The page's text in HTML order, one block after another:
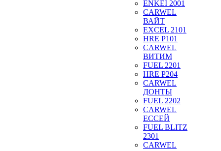
ENKEI 2001
CARWEL
ВАЙТ
EXCEL 2101
HRE P101
CARWEL
ВИТИМ
FUEL 2201
HRE P204
CARWEL
ДОНТЫ
FUEL 2202
CARWEL
ЕССЕЙ
FUEL BLITZ
2301
CARWEL